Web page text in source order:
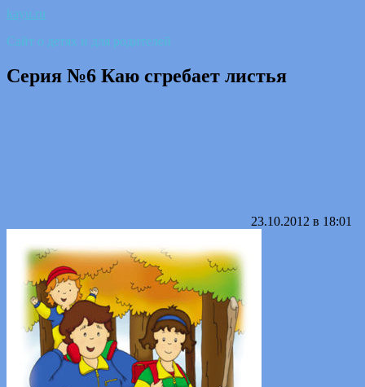
kayu.ru
Сайт о детях и для родителей
Серия №6 Каю сгребает листья
23.10.2012 в 18:01